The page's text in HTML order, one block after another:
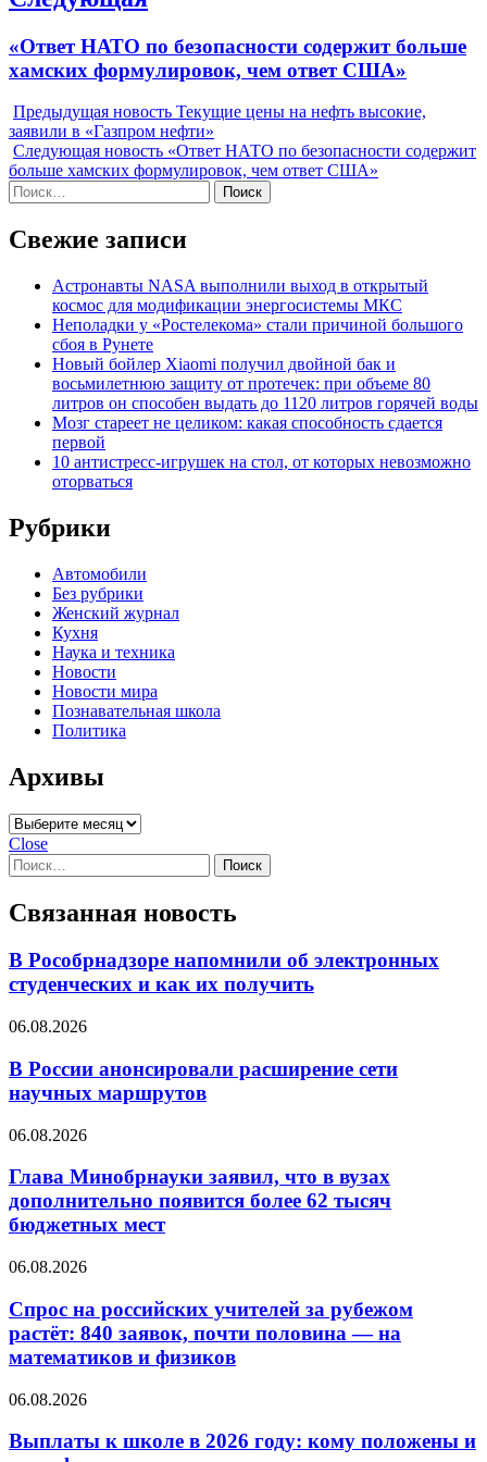
Next
«Ответ НАТО по безопасности содержит больше
хамских формулировок, чем ответ США»
Предыдущая новость Текущие цены на нефть высокие,
заявили в «Газпром нефти»
Следующая новость «Ответ НАТО по безопасности содержит
больше хамских формулировок, чем ответ США»
Найти:
Свежие записи
Астронавты NASA выполнили выход в открытый
космос для модификации энергосистемы МКС
Неполадки у «Ростелекома» стали причиной большого
сбоя в Рунете
Новый бойлер Xiaomi получил двойной бак и
восьмилетнюю защиту от протечек: при объеме 80
литров он способен выдать до 1120 литров горячей воды
Мозг стареет не целиком: какая способность сдается
первой
10 антистресс-игрушек на стол, от которых невозможно
оторваться
Рубрики
Автомобили
Без рубрики
Женский журнал
Кухня
Наука и техника
Новости
Новости мира
Познавательная школа
Политика
Архивы
Архивы
Close
Найти:
Связанная новость
В Рособрнадзоре напомнили об электронных
студенческих и как их получить
06.08.2026
В России анонсировали расширение сети
научных маршрутов
06.08.2026
Глава Минобрнауки заявил, что в вузах
дополнительно появится более 62 тысяч
бюджетных мест
06.08.2026
Спрос на российских учителей за рубежом
растёт: 840 заявок, почти половина — на
математиков и физиков
06.08.2026
Выплаты к школе в 2026 году: кому положены и